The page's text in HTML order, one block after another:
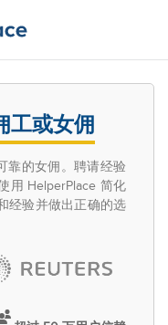
工或女佣
靠的女佣。聘请经验
用 HelperPlace 简化
经验并做出正确的选